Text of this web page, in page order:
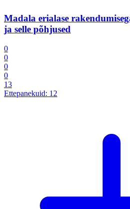
Madala erialase
ja selle põhjused
0
0
0
0
13
Ettepanekuid: 12